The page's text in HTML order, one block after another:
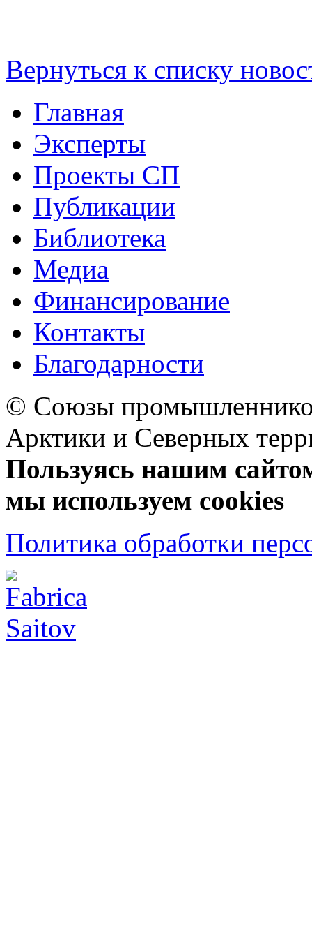
Вернуться к списку
Главная
Эксперты
Проекты СП
Публикации
Библиотека
Медиа
Финансирование
Контакты
Благодарности
© Союзы
Арктики и Северных
Пользуясь нашим
мы используем cookies
Политика обработки